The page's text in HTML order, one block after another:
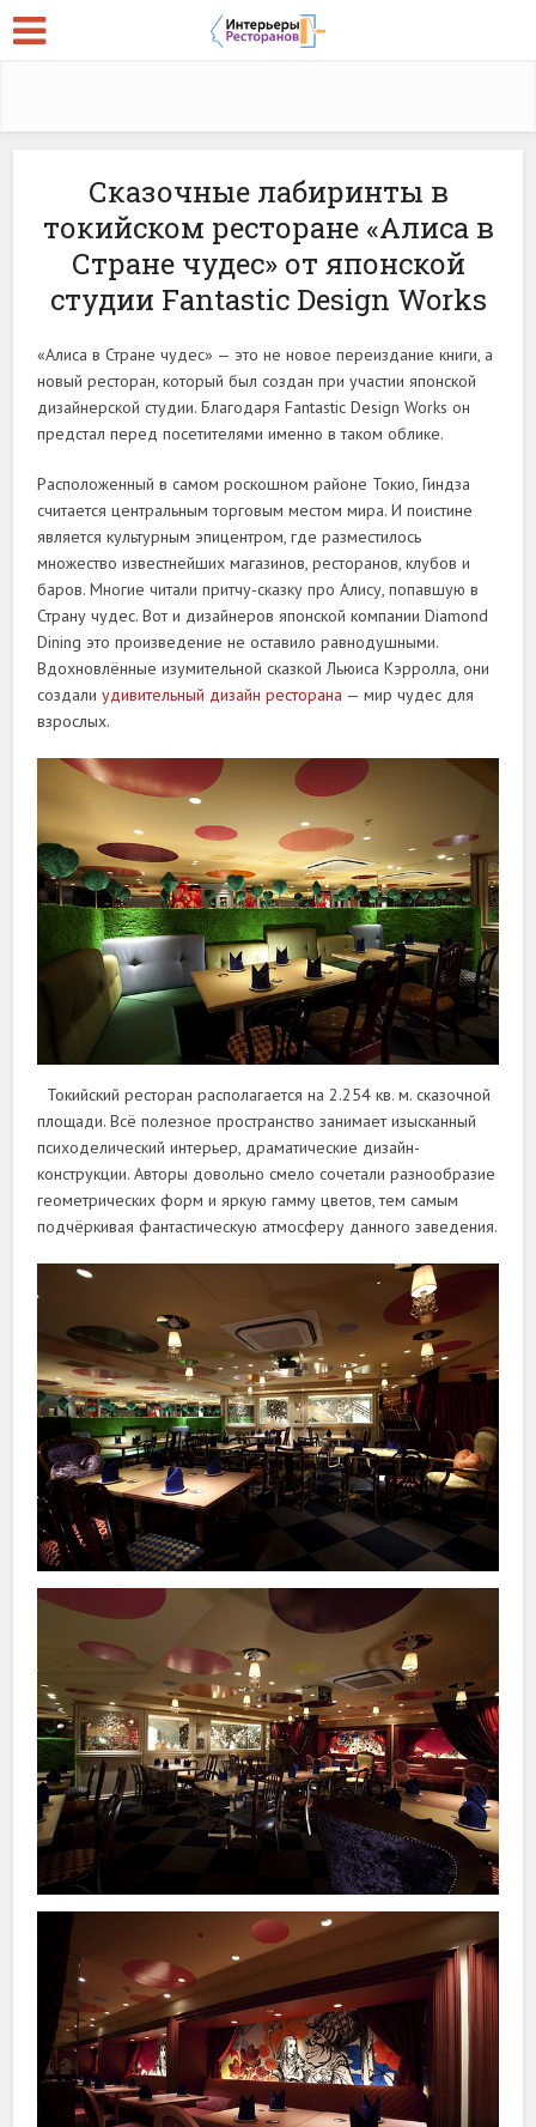
Сказочные лабиринты в
токийском ресторане «Алиса в
Стране чудес» от японской
студии Fantastic Design Works
«Алиса в Стране чудес» — это не новое переиздание книги, а
новый ресторан, который был создан при участии японской
дизайнерской студии. Благодаря Fantastic Design Works он
предстал перед посетителями именно в таком облике.
Расположенный в самом роскошном районе Токио, Гиндза
считается центральным торговым местом мира. И поистине
является культурным эпицентром, где разместилось
множество известнейших магазинов, ресторанов, клубов и
баров. Многие читали притчу-сказку про Алису, попавшую в
Страну чудес. Вот и дизайнеров японской компании Diamond
Dining это произведение не оставило равнодушными.
Вдохновлённые изумительной сказкой Льюиса Кэрролла, они
создалиудивительный дизайн ресторана — мир чудес для
взрослых.
Токийский ресторан располагается на 2.254 кв. м. сказочной
площади. Всё полезное пространство занимает изысканный
психоделический интерьер, драматические дизайн-
конструкции. Авторы довольно смело сочетали разнообразие
геометрических форм и яркую гамму цветов, тем самым
подчёркивая фантастическую атмосферу данного заведения.